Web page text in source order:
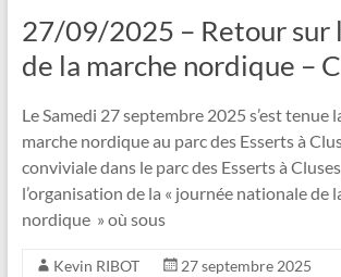
27/09/2025 – Retour sur
de la marche nordique –
Le Samedi 27 septembre 2025 s’est tenue
marche nordique au parc des Esserts à
conviviale dans le parc des Esserts à
l’organisation de la « journée nationale de
nordique » où sous
Kevin RIBOT
27 septembre 2025